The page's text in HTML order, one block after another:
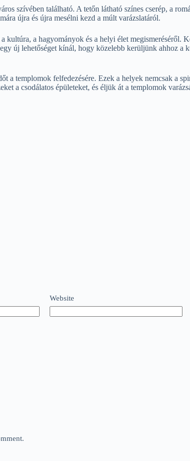
szívében található. A tetőn látható színes cserép, a
újra és újra mesélni kezd a múlt varázslatáról.
kultúra, a hagyományok és a helyi élet
új lehetőséget kínál, hogy közelebb kerüljünk ahhoz a
a templomok felfedezésére. Ezek a helyek nemcsak a
a csodálatos épületeket, és éljük át a templomok
Website